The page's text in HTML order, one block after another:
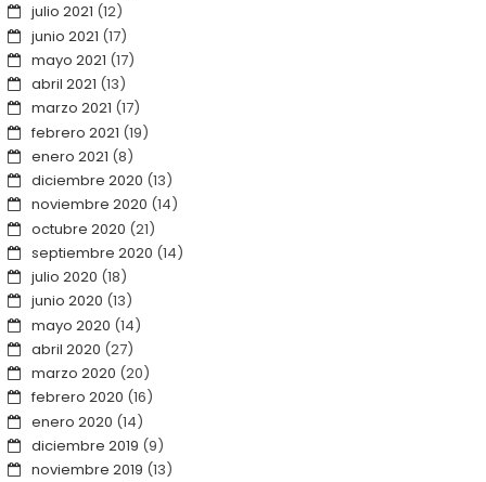
julio 2021 (12)
junio 2021 (17)
mayo 2021 (17)
abril 2021 (13)
marzo 2021 (17)
febrero 2021 (19)
enero 2021 (8)
diciembre 2020 (13)
noviembre 2020 (14)
octubre 2020 (21)
septiembre 2020 (14)
julio 2020 (18)
junio 2020 (13)
mayo 2020 (14)
abril 2020 (27)
marzo 2020 (20)
febrero 2020 (16)
enero 2020 (14)
diciembre 2019 (9)
noviembre 2019 (13)